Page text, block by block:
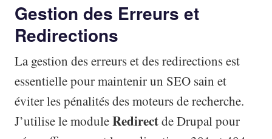
Gestion des Erreurs et
Redirections
La gestion des erreurs et des redirections est
essentielle pour maintenir un SEO sain et
éviter les pénalités des moteurs de recherche.
J’utilise le moduleRedirectde Drupal pour